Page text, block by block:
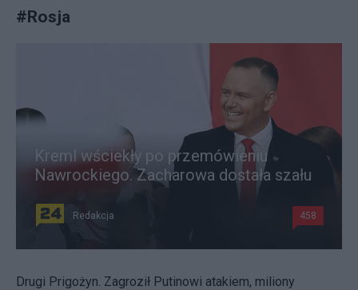
#Rosja
Kreml wściekły po przemówieniu
Nawrockiego. Zacharowa dostała szału
Redakcja 458
Drugi Prigożyn. Zagroził Putinowi atakiem, miliony